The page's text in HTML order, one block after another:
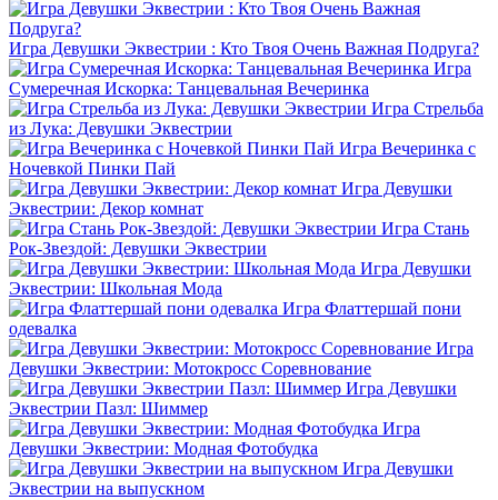
Игра Девушки Эквестрии : Кто Твоя Очень Важная Подруга?
Игра
Сумеречная Искорка: Танцевальная Вечеринка
Игра Стрельба
из Лука: Девушки Эквестрии
Игра Вечеринка с
Ночевкой Пинки Пай
Игра Девушки
Эквестрии: Декор комнат
Игра Стань
Рок-Звездой: Девушки Эквестрии
Игра Девушки
Эквестрии: Школьная Мода
Игра Флаттершай пони
одевалка
Игра
Девушки Эквестрии: Мотокросс Соревнование
Игра Девушки
Эквестрии Пазл: Шиммер
Игра
Девушки Эквестрии: Модная Фотобудка
Игра Девушки
Эквестрии на выпускном